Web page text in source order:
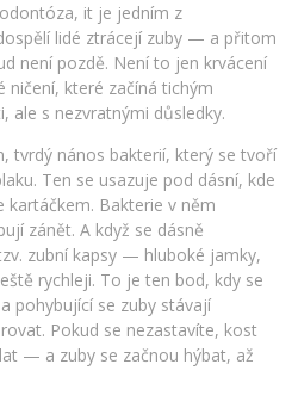
, it je jedním z
lidé ztrácejí zuby — a přitom
není pozdě. Není to jen krvácení
ničení, které začíná tichým
ale s nezvratnými důsledky.
, tvrdý nános bakterií, který se tvoří
. Ten se usazuje pod dásní, kde
Bakterie v něm
zánět. A když se dásně
zubní kapsy — hluboké jamky,
rychleji. To je ten bod, kdy se
pohybující se zuby stávají
Pokud se nezastavíte, kost
— a zuby se začnou hýbat, až